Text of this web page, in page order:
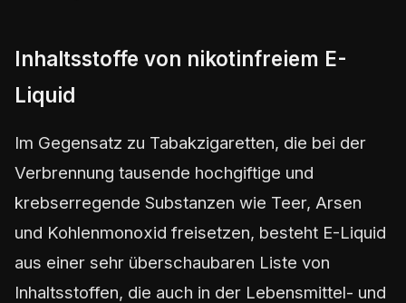
Inhaltsstoffe von nikotinfreiem E-
Liquid
Im Gegensatz zu Tabakzigaretten, die bei der
Verbrennung tausende hochgiftige und
krebserregende Substanzen wie Teer, Arsen
und Kohlenmonoxid freisetzen, besteht E-Liquid
aus einer sehr überschaubaren Liste von
Inhaltsstoffen, die auch in der Lebensmittel- und